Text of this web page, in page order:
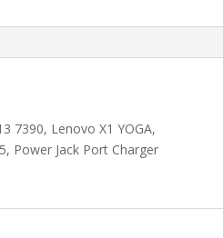
7390, Lenovo X1 YOGA,
Power Jack Port Charger